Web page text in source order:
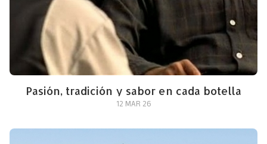
Pasión, tradición y sabor en cada botella
12 MAR 26